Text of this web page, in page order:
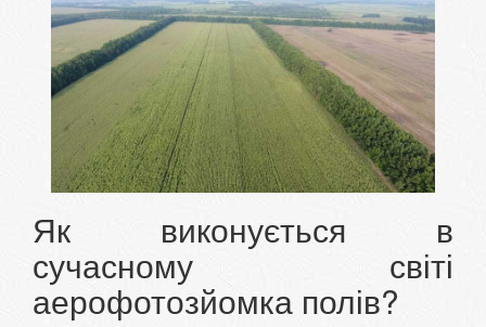
Як виконується в
сучасному світі
аерофотозйомка полів?